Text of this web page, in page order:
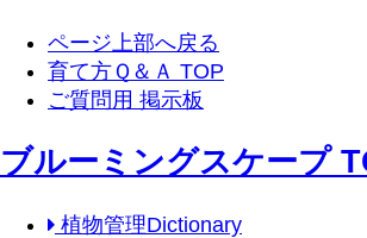
ページ上部へ戻る
育て方Ｑ＆Ａ TOP
ご質問用 掲示板
ブルーミングスケープ
植物管理Dictionary